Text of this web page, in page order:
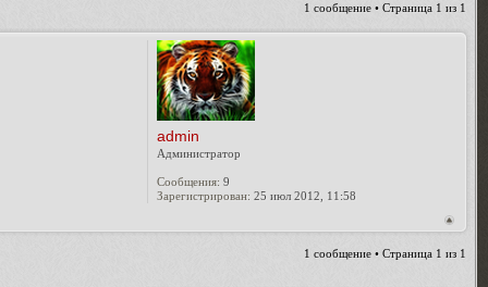
1 сообщение • Страница 1 из 1
admin
Администратор
Сообщения: 9
Зарегистрирован: 25 июл 2012, 11:58
1 сообщение • Страница 1 из 1